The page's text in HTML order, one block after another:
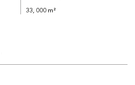
33, 000 m²